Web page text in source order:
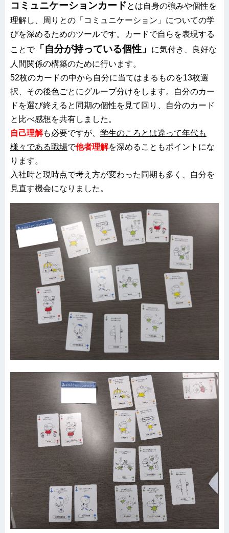
コミュニケーションカードとは自身の強みや個性を
理解し、周りとの「コミュニケーション」についての学
びを深めるためのツールです。カードで自らを表現する
ことで「自分が持っている個性」
に気付き、良好な
人間関係の構築のために行います。
52枚のカードの中から自分に当てはまるものを13枚選
択、その後色ごとにグループ分けをします。自分のカー
ドを選び終えると同期の個性を見て回り、自分のカード
と比べ感想を共有しました。
自己理解も必要ですが、 学生のころとは違って年代も
様々である職場で他者理解を深めることもポイントにな
ります。
入社時と現時点で考え方が変わった同期も多く、自分を
見直す機会になりました。